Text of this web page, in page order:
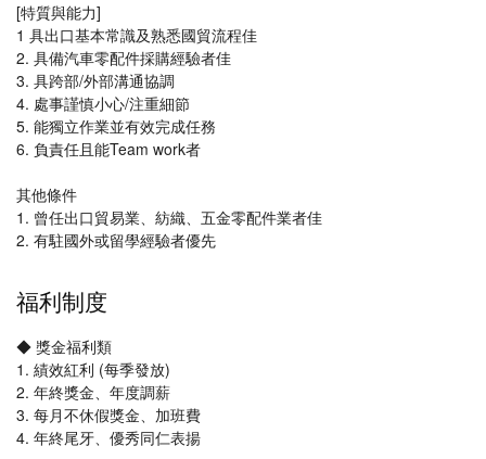
[特質與能力]
1 具出口基本常識及熟悉國貿流程佳
2. 具備汽車零配件採購經驗者佳
3. 具跨部/外部溝通協調
4. 處事謹慎小心/注重細節
5. 能獨立作業並有效完成任務
6. 負責任且能Team work者
其他條件
1. 曾任出口貿易業、紡織、五金零配件業者佳
2. 有駐國外或留學經驗者優先
福利制度
◆ 獎金福利類
1. 績效紅利 (每季發放)
2. 年終獎金、年度調薪
3. 每月不休假獎金、加班費
4. 年終尾牙、優秀同仁表揚